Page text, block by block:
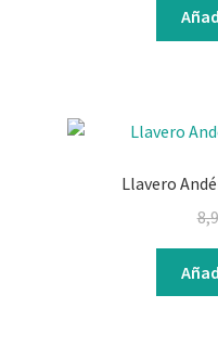
Llavero